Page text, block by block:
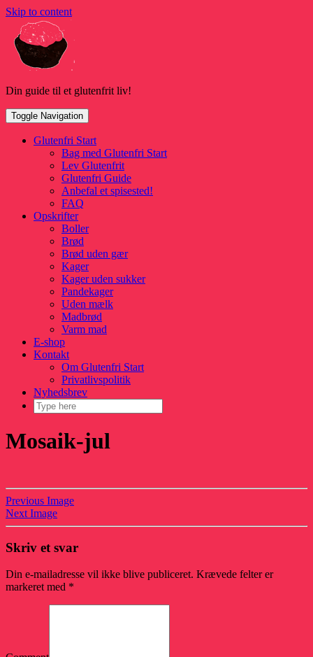
Skip to content
Din guide til et glutenfrit liv!
Toggle Navigation
Glutenfri Start
Bag med Glutenfri Start
Lev Glutenfrit
Glutenfri Guide
Anbefal et spisested!
FAQ
Opskrifter
Boller
Brød
Brød uden gær
Kager
Kager uden sukker
Pandekager
Uden mælk
Madbrød
Varm mad
E-shop
Kontakt
Om Glutenfri Start
Privatlivspolitik
Nyhedsbrev
Mosaik-jul
Previous Image
Next Image
Skriv et svar
Din e-mailadresse vil ikke blive publiceret. Krævede felter er
markeret med *